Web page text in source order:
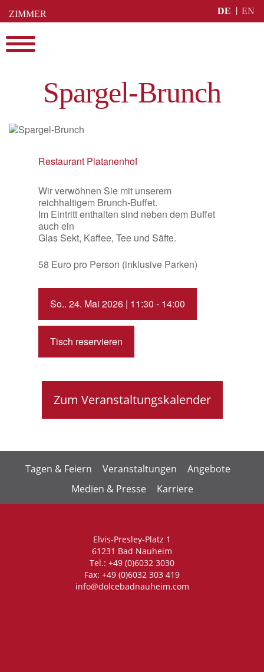
ZIMMER
DE EN
Menu
Spargel-Brunch
Restaurant Platanenhof
Wir verwöhnen Sie mit unserem
reichhaltigem Brunch-Buffet.
Im Eintritt enthalten sind neben dem Buffet
auch ein
Glas Sekt, Kaffee, Tee ​und Säfte.
58 Euro pro Person (inklusive Parken)
So.. 24. Mai 2026 | 11:30 - 14:00
Tisch reservieren
Zum Veranstaltungskalender
Tagen & Feiern Veranstaltungen
Angebote
Medien & Presse
Karriere
Elvis-Presley-Platz 1
61231 Bad Nauheim
Tel.: +49 (0)6032 3030
Fax: +49 (0)6032 303 419
info@dolcebadnauheim.com